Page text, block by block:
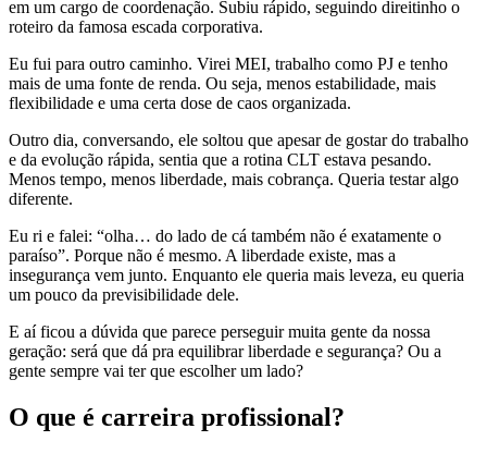
em um cargo de coordenação. Subiu rápido, seguindo direitinho o
roteiro da famosa escada corporativa.
Eu fui para outro caminho. Virei MEI, trabalho como PJ e tenho
mais de uma fonte de renda. Ou seja, menos estabilidade, mais
flexibilidade e uma certa dose de caos organizada.
Outro dia, conversando, ele soltou que apesar de gostar do trabalho
e da evolução rápida, sentia que a rotina CLT estava pesando.
Menos tempo, menos liberdade, mais cobrança. Queria testar algo
diferente.
Eu ri e falei: “olha… do lado de cá também não é exatamente o
paraíso”. Porque não é mesmo. A liberdade existe, mas a
insegurança vem junto. Enquanto ele queria mais leveza, eu queria
um pouco da previsibilidade dele.
E aí ficou a dúvida que parece perseguir muita gente da nossa
geração: será que dá pra equilibrar liberdade e segurança? Ou a
gente sempre vai ter que escolher um lado?
O que é carreira profissional?